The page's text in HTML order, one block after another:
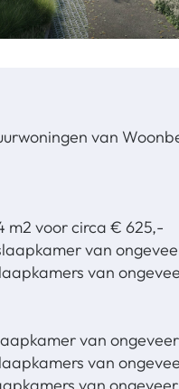
van
m2 voor circa € 625,-
van
van
van
van
van ongeveer